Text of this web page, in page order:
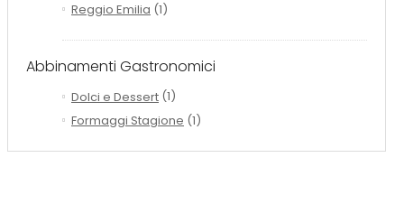
Reggio Emilia (1)
Abbinamenti Gastronomici
Dolci e Dessert (1)
Formaggi Stagione (1)